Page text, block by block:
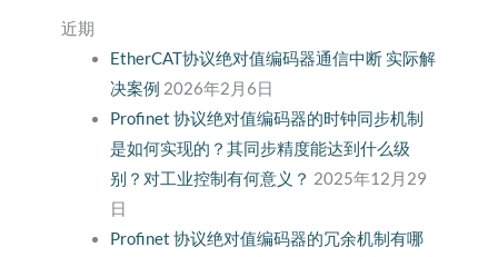
近期
EtherCAT协议绝对值编码器通信中断 实际解
决案例 2026年2月6日
Profinet 协议绝对值编码器的时钟同步机制
是如何实现的？其同步精度能达到什么级
别？对工业控制有何意义？ 2025年12月29
日
Profinet 协议绝对值编码器的冗余机制有哪